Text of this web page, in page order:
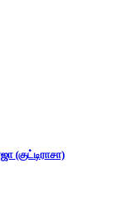
(குட்டிராசா)